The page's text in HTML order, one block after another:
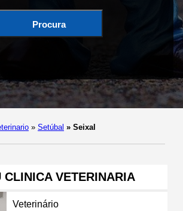
Procura
» Setúbal » Seixal
CLINICA VETERINARIA
Veterinário